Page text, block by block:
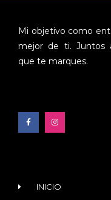
Mi objetivo como
mejor de ti. Juntos
que te marques.
INICIO